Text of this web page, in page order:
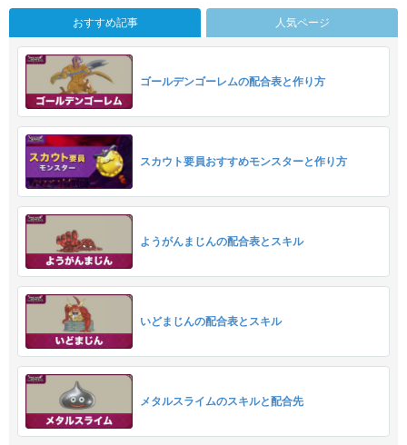
おすすめ記事 人気ページ
ゴールデンゴーレムの配合表と作り方
スカウト要員おすすめモンスターと作り方
ようがんまじんの配合表とスキル
いどまじんの配合表とスキル
メタルスライムのスキルと配合先